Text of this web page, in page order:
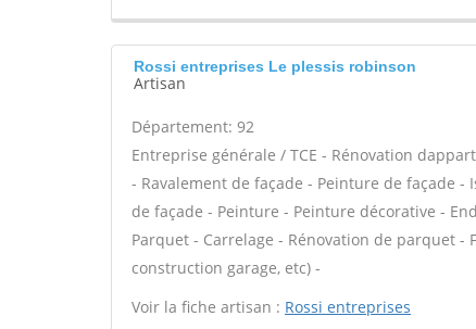
Rossi entreprises Le plessis robinson
Artisan
Département: 92
Entreprise générale / TCE - Rénovation
- Ravalement de façade - Peinture de façade
de façade - Peinture - Peinture décorative -
Parquet - Carrelage - Rénovation de parquet -
construction garage, etc) -
Voir la fiche artisan : Rossi entreprises